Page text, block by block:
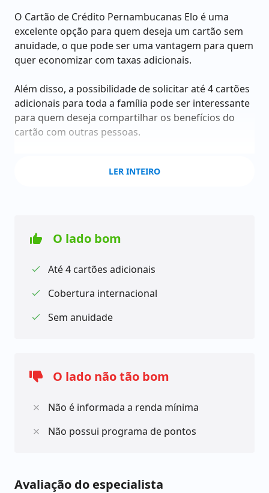
O Cartão de Crédito Pernambucanas Elo é uma
excelente opção para quem deseja um cartão sem
anuidade, o que pode ser uma vantagem para quem
quer economizar com taxas adicionais.
Além disso, a possibilidade de solicitar até 4 cartões
adicionais para toda a família pode ser interessante
para quem deseja compartilhar os benefícios do
cartão com outras pessoas.
ponto vantajoso para aqueles que costumam
A loja não informa qual é a renda mínima exigida
para solicitar o cartão, o que pode ser uma
previamente se atendem aos requisitos para
solicitar o cartão.
LER INTEIRO
O lado bom
Até 4 cartões adicionais
Cobertura internacional
Sem anuidade
O lado não tão bom
Não é informada a renda mínima
Não possui programa de pontos
Avaliação do especialista